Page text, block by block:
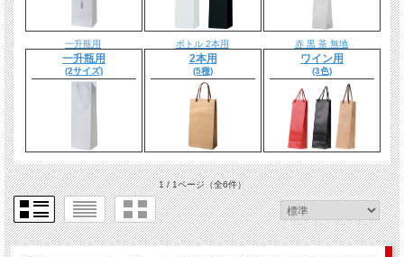
一升瓶用
一升瓶用
(2サイズ)
ボトル 2本用
2本用
(5種)
赤 黒 茶 無地
ワイン用
(3色)
1 / 1ページ（全6件）